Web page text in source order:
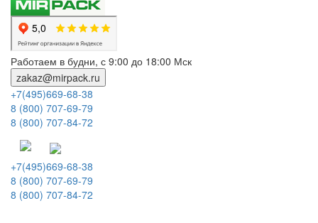
Работаем в будни, с 9:00 до 18:00 Мск
zakaz@mirpack.ru
+7(495)669-68-38
8 (800) 707-69-79
8 (800) 707-84-72
+7(495)669-68-38
8 (800) 707-69-79
8 (800) 707-84-72